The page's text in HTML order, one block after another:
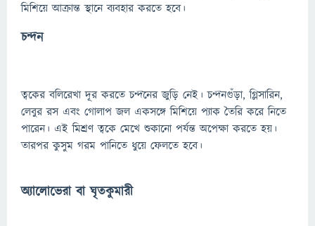
মিশিয়ে আক্রান্ত স্থানে ব্যবহার করতে হবে।
চন্দন
ত্বকের বলিরেখা দূর করতে চন্দনের জুড়ি নেই। চন্দনগুঁড়া, গ্লিসারিন,
লেবুর রস এবং গোলাপ জল একসঙ্গে মিশিয়ে প্যাক তৈরি করে নিতে
পারেন। এই মিশ্রণ ত্বকে মেখে শুকানো পর্যন্ত অপেক্ষা করতে হয়।
তারপর কুসুম গরম পানিতে ধুয়ে ফেলতে হবে।
অ্যালোভেরা বা ঘৃতকুমারী